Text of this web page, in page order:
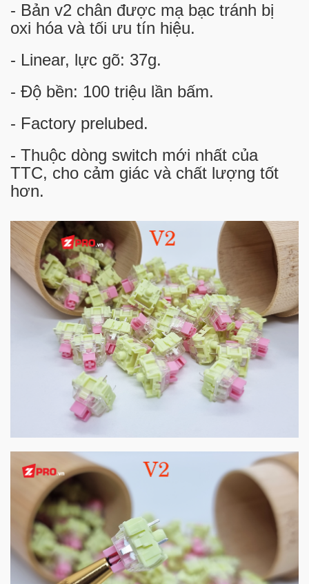
- Bản v2 chân được mạ bạc tránh bị
oxi hóa và tối ưu tín hiệu.
- Linear, lực gõ: 37g.
- Độ bền: 100 triệu lần bấm.
- Factory prelubed.
- Thuộc dòng switch mới nhất của
TTC, cho cảm giác và chất lượng tốt
hơn.